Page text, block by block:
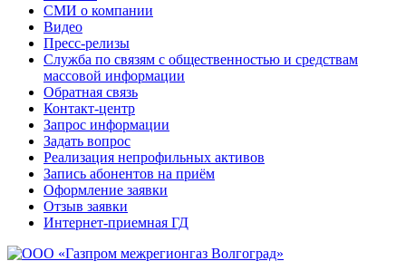
СМИ о компании
Видео
Пресс-релизы
Служба по связям с общественностью и средствам
массовой информации
Обратная связь
Контакт-центр
Запрос информации
Задать вопрос
Реализация непрофильных активов
Запись абонентов на приём
Оформление заявки
Отзыв заявки
Интернет-приемная ГД